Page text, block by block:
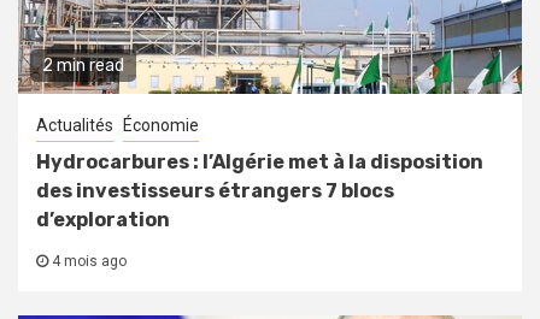
2 min read
Actualités Économie
Hydrocarbures : l’Algérie met à la disposition
des investisseurs étrangers 7 blocs
d’exploration
4 mois ago